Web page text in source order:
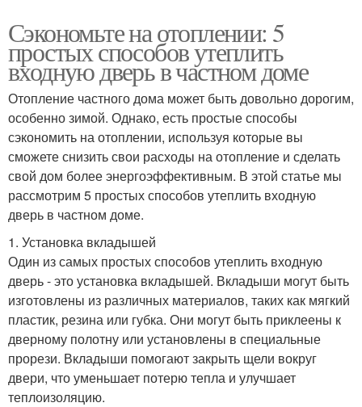
Сэкономьте на отоплении: 5
простых способов утеплить
входную дверь в частном доме
Отопление частного дома может быть довольно дорогим,
особенно зимой. Однако, есть простые способы
сэкономить на отоплении, используя которые вы
сможете снизить свои расходы на отопление и сделать
свой дом более энергоэффективным. В этой статье мы
рассмотрим 5 простых способов утеплить входную
дверь в частном доме.
1. Установка вкладышей
Один из самых простых способов утеплить входную
дверь - это установка вкладышей. Вкладыши могут быть
изготовлены из различных материалов, таких как мягкий
пластик, резина или губка. Они могут быть приклеены к
дверному полотну или установлены в специальные
прорези. Вкладыши помогают закрыть щели вокруг
двери, что уменьшает потерю тепла и улучшает
теплоизоляцию.